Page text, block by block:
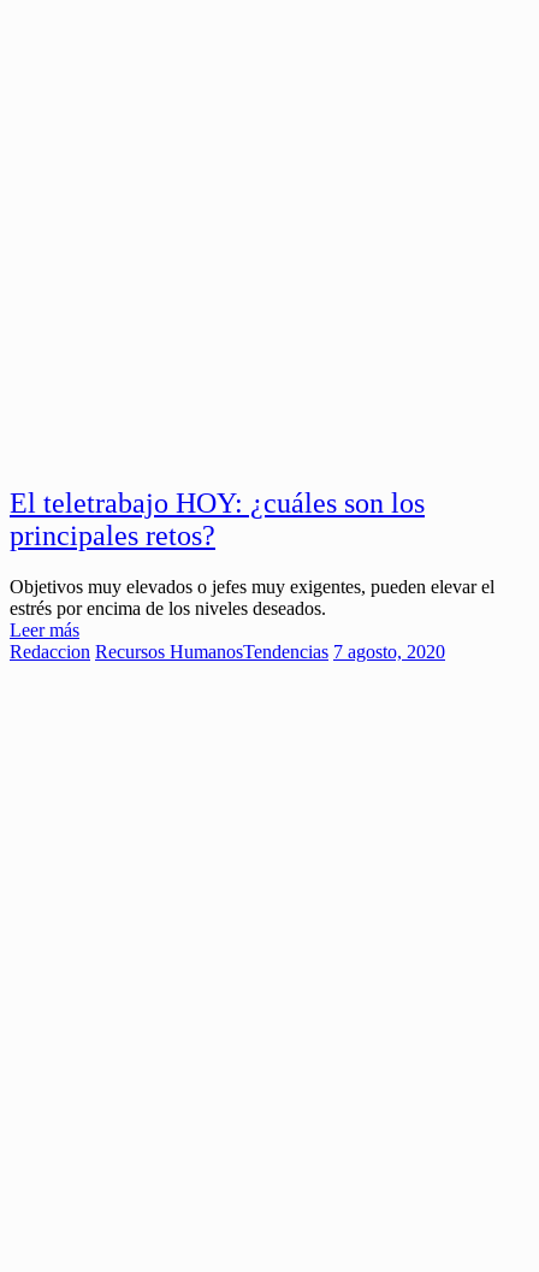
El teletrabajo HOY: ¿cuáles son los
principales retos?
Objetivos muy elevados o jefes muy exigentes, pueden elevar el
estrés por encima de los niveles deseados.
Leer más
Redaccion Recursos HumanosTendencias 7 agosto, 2020